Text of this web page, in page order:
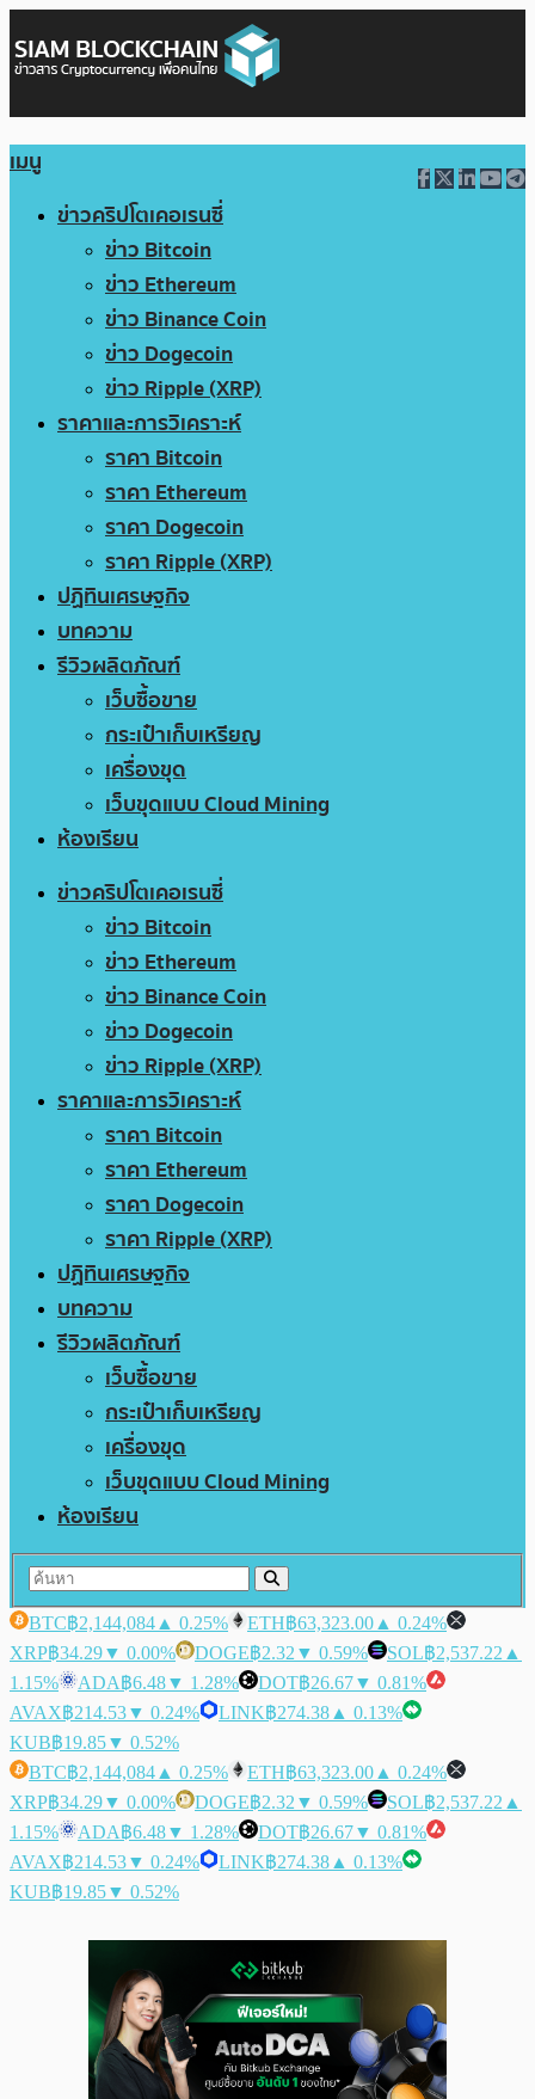
เมนู
ข่าวคริปโตเคอเรนซี่
ข่าว Bitcoin
ข่าว Ethereum
ข่าว Binance Coin
ข่าว Dogecoin
ข่าว Ripple (XRP)
ราคาและการวิเคราะห์
ราคา Bitcoin
ราคา Ethereum
ราคา Dogecoin
ราคา Ripple (XRP)
ปฏิทินเศรษฐกิจ
บทความ
รีวิวผลิตภัณฑ์
เว็บซื้อขาย
กระเป๋าเก็บเหรียญ
เครื่องขุด
เว็บขุดแบบ Cloud Mining
ห้องเรียน
ข่าวคริปโตเคอเรนซี่
ข่าว Bitcoin
ข่าว Ethereum
ข่าว Binance Coin
ข่าว Dogecoin
ข่าว Ripple (XRP)
ราคาและการวิเคราะห์
ราคา Bitcoin
ราคา Ethereum
ราคา Dogecoin
ราคา Ripple (XRP)
ปฏิทินเศรษฐกิจ
บทความ
รีวิวผลิตภัณฑ์
เว็บซื้อขาย
กระเป๋าเก็บเหรียญ
เครื่องขุด
เว็บขุดแบบ Cloud Mining
ห้องเรียน
BTC฿2,144,084 ▲ 0.25% ETH฿63,323.00 ▲ 0.24%
XRP฿34.29▼ 0.00% DOGE฿2.32 ▼ 0.59% SOL฿2,537.22 ▲
1.15%
ADA฿6.48▼ 1.28% DOT฿26.67▼ 0.81%
AVAX฿214.53▼ 0.24% LINK฿274.38 ▲ 0.13%
KUB฿19.85▼ 0.52%
BTC฿2,144,084 ▲ 0.25% ETH฿63,323.00 ▲ 0.24%
XRP฿34.29▼ 0.00% DOGE฿2.32 ▼ 0.59% SOL฿2,537.22 ▲
1.15%
ADA฿6.48▼ 1.28% DOT฿26.67▼ 0.81%
AVAX฿214.53▼ 0.24% LINK฿274.38 ▲ 0.13%
KUB฿19.85▼ 0.52%